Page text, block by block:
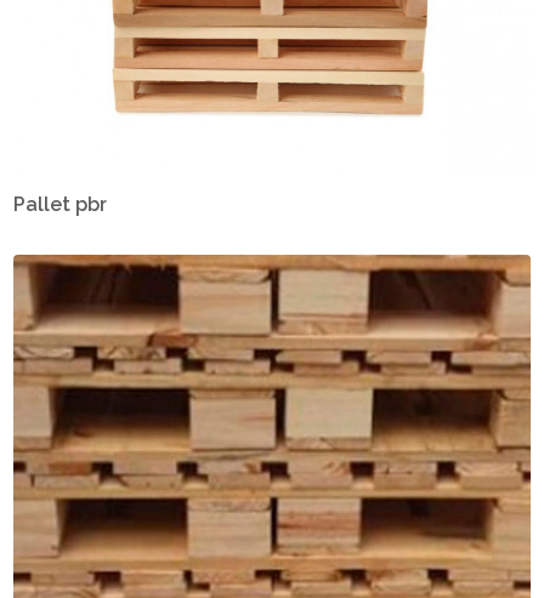
Pallet pbr